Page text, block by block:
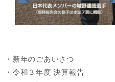
・新年のごあいさつ
・令和３年度 決算報告